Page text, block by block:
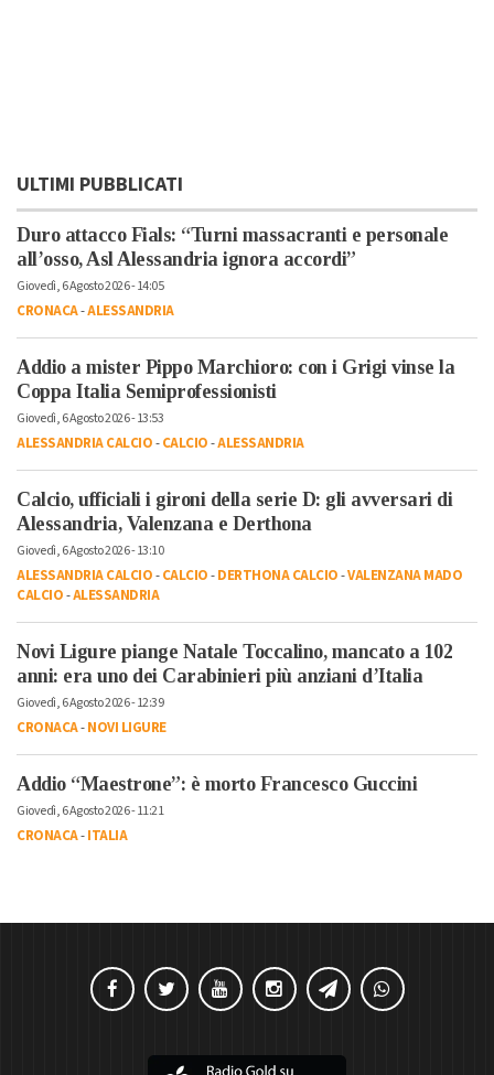
ULTIMI PUBBLICATI
Duro attacco Fials: “Turni massacranti e personale
all’osso, Asl Alessandria ignora accordi”
Giovedì, 6 Agosto 2026 - 14:05
CRONACA-ALESSANDRIA
Addio a mister Pippo Marchioro: con i Grigi vinse la
Coppa Italia Semiprofessionisti
Giovedì, 6 Agosto 2026 - 13:53
ALESSANDRIA CALCIO-CALCIO-ALESSANDRIA
Calcio, ufficiali i gironi della serie D: gli avversari di
Alessandria, Valenzana e Derthona
Giovedì, 6 Agosto 2026 - 13:10
ALESSANDRIA CALCIO-CALCIO-DERTHONA CALCIO-VALENZANA MADO
CALCIO-ALESSANDRIA
Novi Ligure piange Natale Toccalino, mancato a 102
anni: era uno dei Carabinieri più anziani d’Italia
Giovedì, 6 Agosto 2026 - 12:39
CRONACA-NOVI LIGURE
Addio “Maestrone”: è morto Francesco Guccini
Giovedì, 6 Agosto 2026 - 11:21
CRONACA-ITALIA